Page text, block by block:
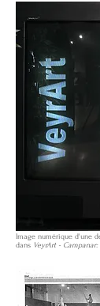
Image numérique d'une
dans VeyrArt -